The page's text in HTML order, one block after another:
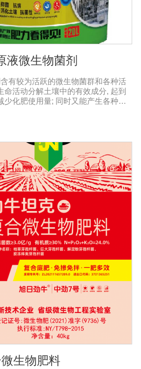
液微生物菌剂
有较为活跃的微生物菌群和各种活
命活动分解土壤中的有效成分, 起到
少化肥使用量; 同时又能产生各种农
且能产生抗生素、系统防卫酶等多种
菌性病害或诱导系统抗性, 间接达
。【产品功能】1、改善土填养分疏
性和保水保肥能力, 增加土壤有机质
连工连作、重茬等原因造成的减产问
高化肥利用率有效菌能分解土壤中的
失; 其中解钾解磷菌能将土壤中固化
肥分解转化为速效钾、速效磷。3、改
, 作物中的蛋白质、糖分、氮基酸、
有所提高, 起到改善作物品质的作
逆性能、提高产量分泌赤霉素、细胞
物质, 刺激、调节、促进作物的生长
逆性能, 有利于农作物的增产5、预
病害如:小麦根腐病、镰刀菌、姜腐
、香蕉与棉花等枯萎病。
生物肥料